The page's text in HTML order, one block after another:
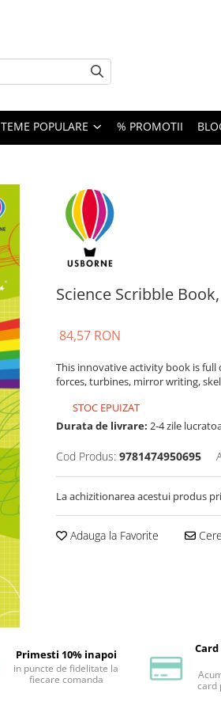
TEME POPULARE % PROMOTII
Science Scribble
84,57 RON
This innovative activity book is full
forces, turbines, mirror writing,
STOC EPUIZAT
Durata de livrare: 2-4 zile
Cod Produs: 9781474950695
La achizitionarea acestui produs
Adauga la Favorite
Primesti 10% inapoi
in puncte de fidelitate la
fiecare comanda
card